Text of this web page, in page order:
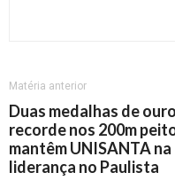
Matéria anterior
Duas medalhas de
recorde nos 200m
mantêm UNISANTA na
liderança no Paulista